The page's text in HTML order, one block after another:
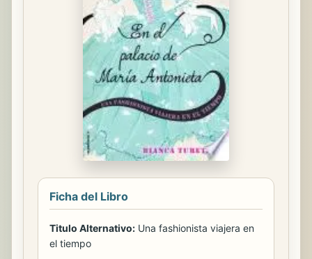
Ficha del Libro
Titulo Alternativo: Una fashionista viajera en
el tiempo